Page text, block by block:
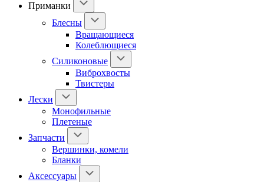
Приманки
Блесны
Вращающиеся
Колеблющиеся
Силиконовые
Виброхвосты
Твистеры
Лески
Монофильные
Плетеные
Запчасти
Вершинки, комели
Бланки
Аксессуары